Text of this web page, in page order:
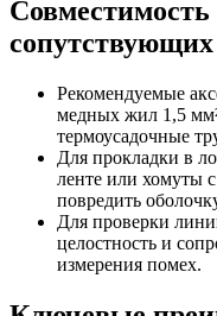
сопутствующих
Рекомендуемые
медных жил 1,5
термоусадочные
Для прокладки в
ленте или хомуты
повредить
Для проверки
целостность и
измерения помех.